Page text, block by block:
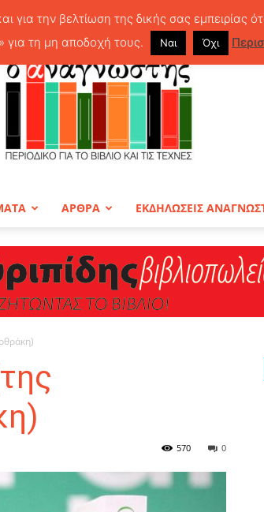
ΑΝΑΓΝΩΣΤΗΣ
ΑΡΘΡΑ ΕΚΔΗΛΩΣΕΙΣ
0
570
την βελτίωση της δικής σας εμπειρίας
για τη μη αποδοχή τους.
Ναι Όχι